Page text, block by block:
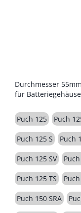
Durchmesser 55mm
für Batteriegehäuse
Puch 125 Puch
Puch 125 S Puch
Puch 125 SV
Puch 125 TS
Puch 150 SRA